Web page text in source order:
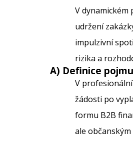
V
udržení
impulzivní
rizika a
A) Definice
V
žádosti po
formu B2B
ale